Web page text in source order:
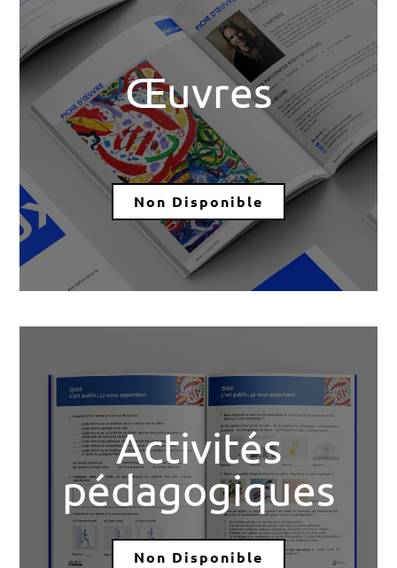
Œuvres
Non Disponible
Activités
pédagogiques
Non Disponible